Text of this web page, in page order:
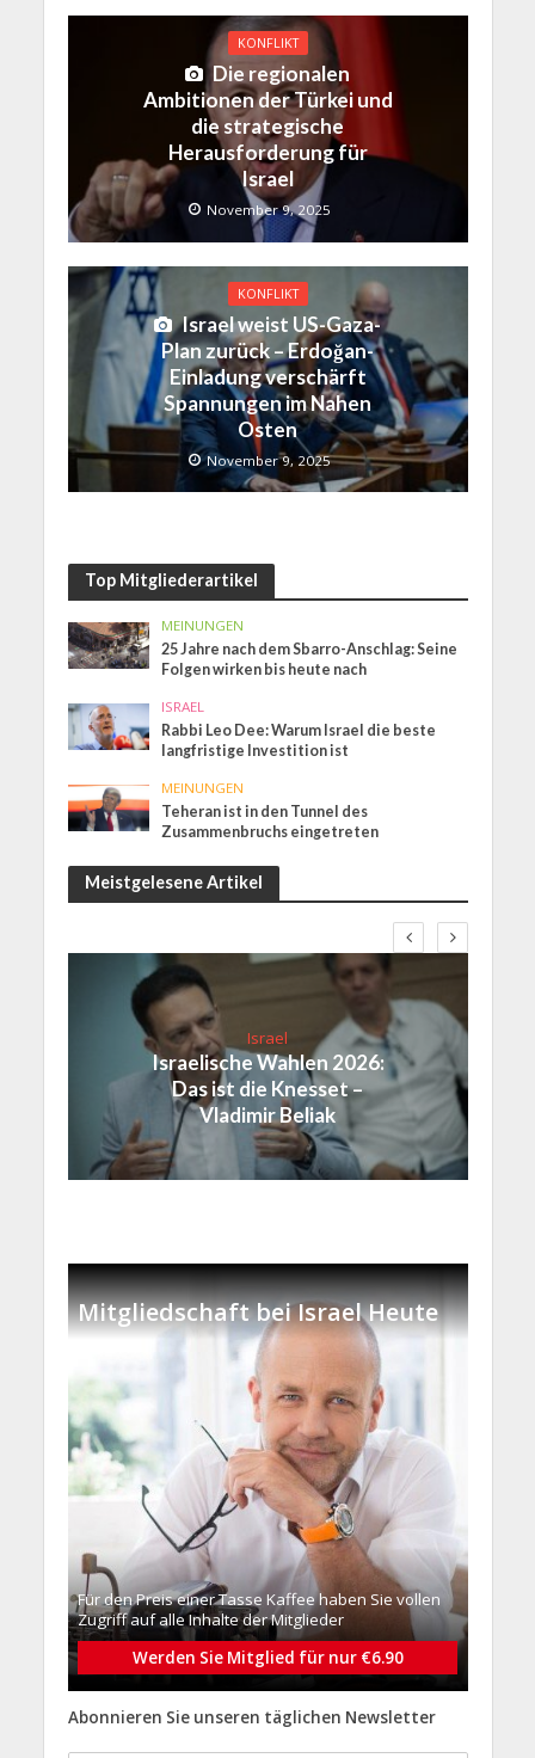
KONFLIKT
Die regionalen
Ambitionen der Türkei und
die strategische
Herausforderung für
Israel
November 9, 2025
KONFLIKT
Israel weist US-Gaza-
Plan zurück – Erdoğan-
Einladung verschärft
Spannungen im Nahen
Osten
November 9, 2025
Top Mitgliederartikel
MEINUNGEN
25 Jahre nach dem Sbarro-Anschlag: Seine
Folgen wirken bis heute nach
ISRAEL
Rabbi Leo Dee: Warum Israel die beste
langfristige Investition ist
MEINUNGEN
Teheran ist in den Tunnel des
Zusammenbruchs eingetreten
Meistgelesene Artikel
Israel
Israelische Wahlen 2026:
Das ist die Knesset –
Vladimir Beliak
Mitgliedschaft bei Israel Heute
Für den Preis einer Tasse Kaffee haben Sie vollen
Zugriff auf alle Inhalte der Mitglieder
Werden Sie Mitglied für nur €6.90
Abonnieren Sie unseren täglichen Newsletter